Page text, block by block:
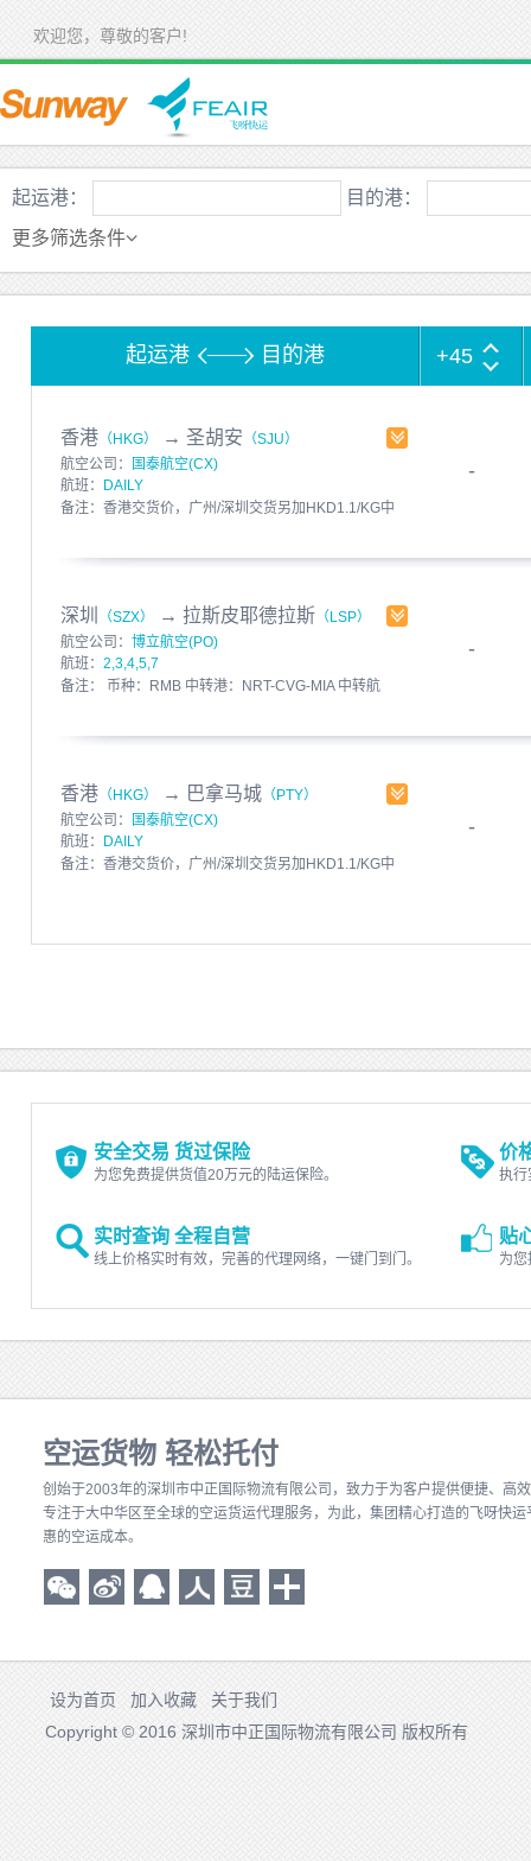
欢迎您，尊敬的客户!
起运港：
目的港：
更多筛选条件
起运港 目的港 +45
香港 （HKG） → 圣胡安 （SJU）
航空公司：
国泰航空(CX)
航班：
DAILY
备注：香港交货价，广州/深圳交货另加HKD1.1/KG中
HKD312/SHPT，另外如货物未贴锂电池标签，加收
AM 截单时间：12:00
发布人：飞呀快运 发布时间：2017-03-15
有效期至：2017-03-21
-
深圳 （SZX） → 拉斯皮耶德拉斯 （LSP）
航空公司： 博立航空(PO)
航班： 2,3,4,5,7
备注： 币种：RMB 中转港：NRT-CVG-MIA 中转航
发布人：飞呀快运 发布时间：2017-03-15
-
香港 （HKG） → 巴拿马城 （PTY）
航空公司：
国泰航空(CX)
航班：
DAILY
备注：香港交货价，广州/深圳交货另加HKD1.1/KG中
-
安全交易 货过保险
为您免费提供货值20万元的陆运保险。
价
执行
实时查询 全程自营
线上价格实时有效，完善的代理网络，一键门到门。
贴
为
空运货物 轻松托付
创始于2003年的深圳市中正国际物流有限公司 ，致力于为客户提供便捷、高
专注于大中华区至全球的空运货运代理服务，为此，集团精心打造的飞呀快
惠的空运成本。
设为首页 加入收藏
关于我们
Copyright © 2016 深圳市中正国际物流有限公司 版权所有